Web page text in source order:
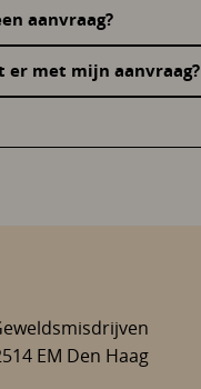
aanvraag?
er met mijn aanvraag?
EM Den Haag